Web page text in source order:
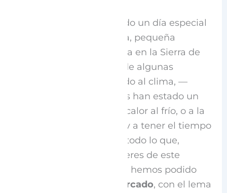
Este Viernes Santo ha sido un día especial
en la Villa de Espronceda, pequeña
población navarra situada en la Sierra de
Codés. Por fin, después de algunas
vicisitudes y dudas debido al clima, —
porque ¡vaya que los días han estado un
poco locos, pasando del calor al frío, o a la
lluvia sin previo aviso!— y a tener el tiempo
suficiente para preparar todo lo que,
particularmente las mujeres de este
pueblo queríamos hacer, hemos podido
Mercado, con el lema